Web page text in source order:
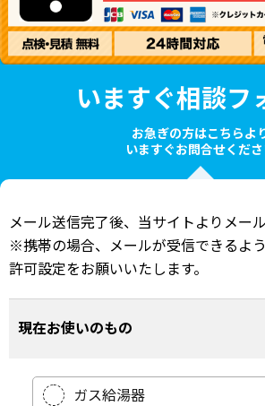
いますぐ相談フ
お急ぎの方はこちらよ
いますぐお問合せくだ
メール送信完了後、当サイトよりメール
※携帯の場合、メールが受信できるよ
許可設定をお願いいたします。
現在お使いのもの
ガス給湯器